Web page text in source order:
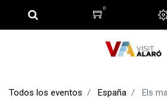
0
Todos los eventos España Els